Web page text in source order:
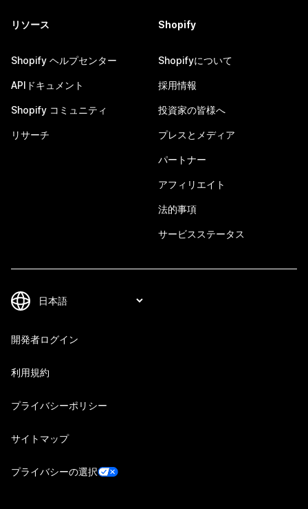
リソース
Shopify ヘルプセンター
APIドキュメント
Shopify コミュニティ
リサーチ
Shopify
Shopifyについて
採用情報
投資家の皆様へ
プレスとメディア
パートナー
アフィリエイト
法的事項
サービスステータス
開発者ログイン
利用規約
プライバシーポリシー
サイトマップ
プライバシーの選択